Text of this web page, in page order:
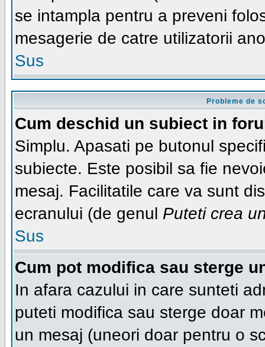
se intampla pentru a preveni
mesagerie de catre utilizatorii
Sus
Probleme de
Cum deschid un subiect in
Simplu. Apasati pe butonul
subiecte. Este posibil sa fie
mesaj. Facilitatile care va sunt
ecranului (de genul Puteti crea
Sus
Cum pot modifica sau sterge
In afara cazului in care sunteti
puteti modifica sau sterge doar
un mesaj (uneori doar pentru o